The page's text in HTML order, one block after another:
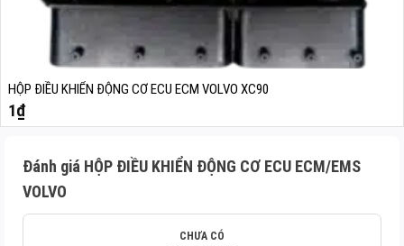
HỘP ĐIỀU KHIỂN ĐỘNG CƠ ECU ECM VOLVO XC90
1₫
Đánh giá HỘP ĐIỀU KHIỂN ĐỘNG CƠ ECU ECM/EMS
VOLVO
CHƯA CÓ